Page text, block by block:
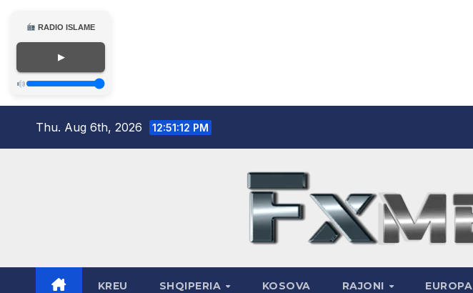
RADIO ISLAME
▶
Thu. Aug 6th, 2026 12:51:13 PM
KREU SHQIPERIA KOSOVA RAJONI EUROPA